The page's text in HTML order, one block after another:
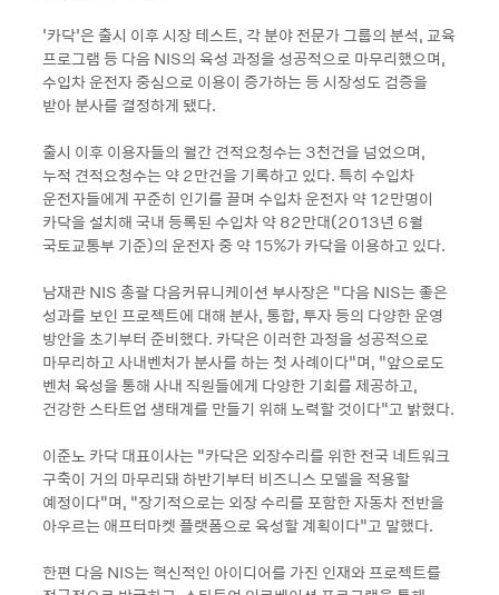
‘카닥’은 출시 이후 시장 테스트, 각 분야 전문가 그룹의 분석, 교육
프로그램 등 다음 NIS의 육성 과정을 성공적으로 마무리했으며,
수입차 운전자 중심으로 이용이 증가하는 등 시장성도 검증을
받아 분사를 결정하게 됐다.
출시 이후 이용자들의 월간 견적요청수는 3천건을 넘었으며,
누적 견적요청수는 약 2만건을 기록하고 있다. 특히 수입차
운전자들에게 꾸준히 인기를 끌며 수입차 운전자 약 12만명이
카닥을 설치해 국내 등록된 수입차 약 82만대(2013년 6월
국토교통부 기준)의 운전자 중 약 15%가 카닥을 이용하고 있다.
남재관 NIS 총괄 다음커뮤니케이션 부사장은 “다음 NIS는 좋은
성과를 보인 프로젝트에 대해 분사, 통합, 투자 등의 다양한 운영
방안을 초기부터 준비했다. 카닥은 이러한 과정을 성공적으로
마무리하고 사내벤처가 분사를 하는 첫 사례이다”며, “앞으로도
벤처 육성을 통해 사내 직원들에게 다양한 기회를 제공하고,
건강한 스타트업 생태계를 만들기 위해 노력할 것이다”고 밝혔다.
이준노 카닥 대표이사는 “카닥은 외장수리를 위한 전국 네트워크
구축이 거의 마무리돼 하반기부터 비즈니스 모델을 적용할
예정이다”며, “장기적으로는 외장 수리를 포함한 자동차 전반을
아우르는 애프터마켓 플랫폼으로 육성할 계획이다”고 말했다.
한편 다음 NIS는 혁신적인 아이디어를 가진 인재와 프로젝트를